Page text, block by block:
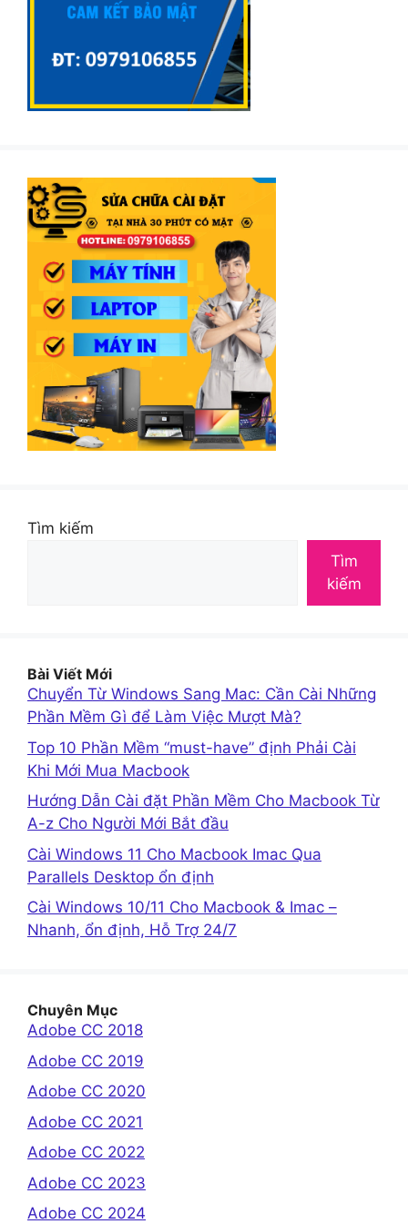
Tìm kiếm
Tìm
kiếm
Bài Viết Mới
Chuyển Từ Windows Sang Mac: Cần Cài Những
Phần Mềm Gì để Làm Việc Mượt Mà?
Top 10 Phần Mềm “must-have” định Phải Cài
Khi Mới Mua Macbook
Hướng Dẫn Cài đặt Phần Mềm Cho Macbook Từ
A-z Cho Người Mới Bắt đầu
Cài Windows 11 Cho Macbook Imac Qua
Parallels Desktop ổn định
Cài Windows 10/11 Cho Macbook & Imac –
Nhanh, ổn định, Hỗ Trợ 24/7
Chuyên Mục
Adobe CC 2018
Adobe CC 2019
Adobe CC 2020
Adobe CC 2021
Adobe CC 2022
Adobe CC 2023
Adobe CC 2024